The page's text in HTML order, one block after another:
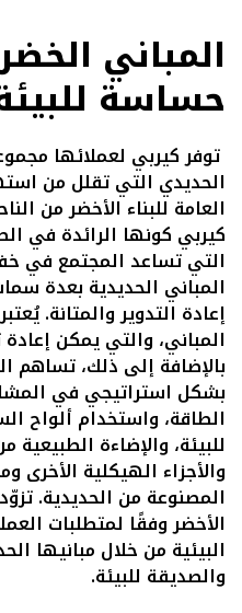
المباني
حساسة
توفر كيربي لعملائها
الحديدي التي تقلل من
العامة للبناء الأخضر من
كيربي كونها الرائدة في
التي تساعد المجتمع في
المباني الحديدية بعدة
إعادة التدوير والمتانة.
بالإضافة إلى ذلك، تساهم
بشكل استراتيجي في
الطاقة، واستخدام ألواح
للبيئة، والإضاءة
والأجزاء الهيكلية الأخرى
المصنوعة من الحديدية.
الأخضر وفقًا لمتطلبات
البيئية من خلال مبانيها
والصديقة للبيئة.